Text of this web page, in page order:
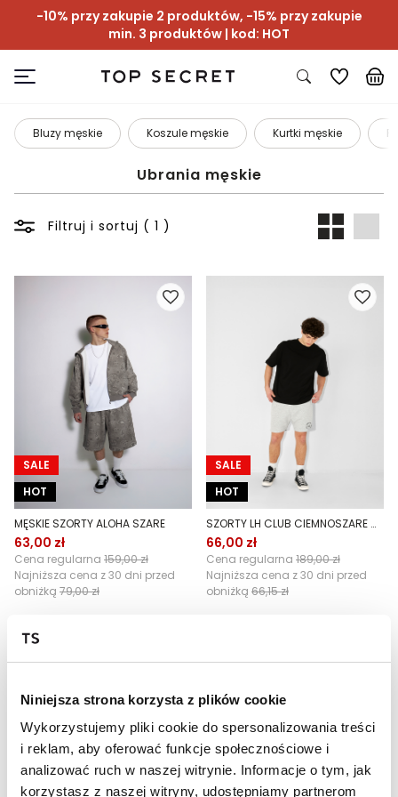
Niniejsza strona korzysta z plików cookie
Wykorzystujemy pliki cookie do spersonalizowania treści
i reklam, aby oferować funkcje społecznościowe i
analizować ruch w naszej witrynie. Informacje o tym, jak
korzystasz z naszej witryny, udostępniamy partnerom
-10% przy zakupie 2 produktów, -15% przy zakupie
min. 3 produktów | kod: HOT
Bluzy męskie Koszule męskie Kurtki męskie
Ubrania męskie
Filtruj i sortuj ( 1 )
SALE
HOT
MĘSKIE SZORTY ALOHA SZARE
63,00 zł
Cena regularna 159,00 zł
Najniższa cena z 30 dni przed
obniżką 79,00 zł
SALE
HOT
SZORTY LH CLUB CIEMNOSZARE MĘSKIE
66,00 zł
Cena regularna 189,00 zł
Najniższa cena z 30 dni przed
obniżką 66,15 zł